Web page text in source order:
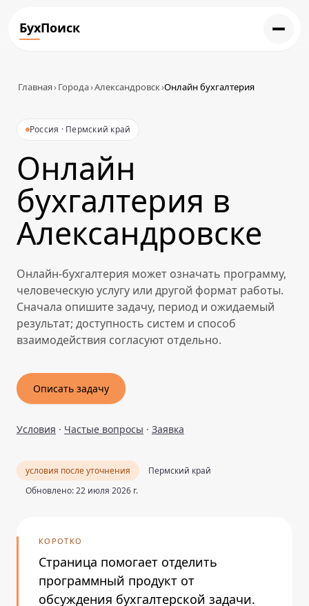
БухПоиск
Главная›Города›Александровск›Онлайн бухгалтерия
Россия · Пермский край
Онлайн
бухгалтерия в
Александровске
Онлайн-бухгалтерия может означать программу,
человеческую услугу или другой формат работы.
Сначала опишите задачу, период и ожидаемый
результат; доступность систем и способ
взаимодействия согласуют отдельно.
Описать задачу
Условия · Частые вопросы · Заявка
условия после уточнения
Пермский край
Обновлено: 22 июля 2026 г.
КОРОТКО
Страница помогает отделить
программный продукт от
обсуждения бухгалтерской задачи.